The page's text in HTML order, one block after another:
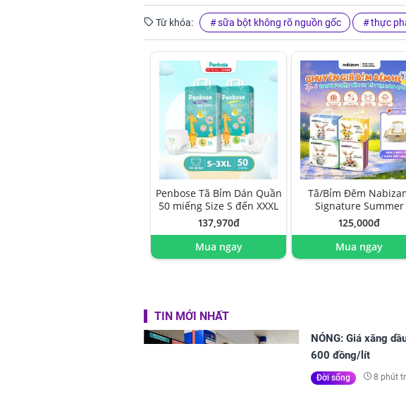
Từ khóa: sữa bột không rõ nguồn gốc thực
Penbose Tã Bỉm Dán Quần
50 miếng Size S đến XXXL
137,970đ
Mua ngay
Tã/Bỉm Đêm
Signature Summer
125,000đ
Mua ngay
TIN MỚI NHẤT
NÓNG: Giá xăng
600 đồng/lít
Đời sống 8 phút